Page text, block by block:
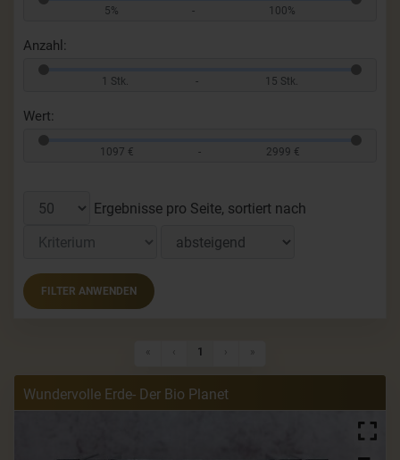
5% - 100%
Anzahl:
1 Stk. - 15 Stk.
Wert:
1097 € - 2999 €
Ergebnisse pro Seite, sortiert nach
FILTER ANWENDEN
Erste SeiteVorherige Seite
1 › Nächste Seite
»Letzte Seite
Wundervolle Erde- Der Bio Planet